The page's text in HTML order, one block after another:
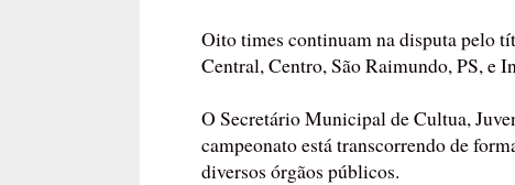
Oito times continuam na disputa pelo
Central, Centro, São Raimundo, PS, e
O Secretário Municipal de Cultua,
campeonato está transcorrendo de
diversos órgãos públicos.